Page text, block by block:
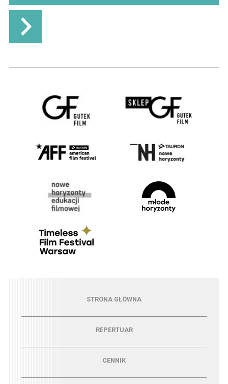
Menu - strona główna
STRONA GŁÓWNA
Menu - repertuarREPERTUAR
CENNIK